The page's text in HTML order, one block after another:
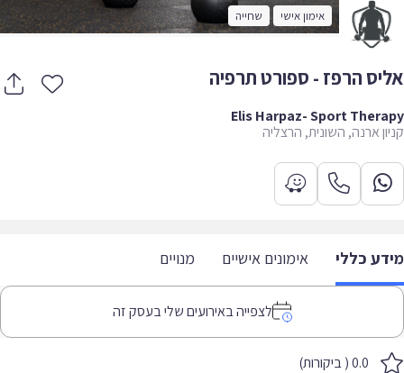
אימון אישי שחייה
הרפז - ספורט תרפיה
Elis Harpaz- Sport
ארנה, השונית, הרצליה
כללי אימונים אישיים מנויים
לצפייה באירועים שלי בעסק זה
0.0 ( ביקורות)